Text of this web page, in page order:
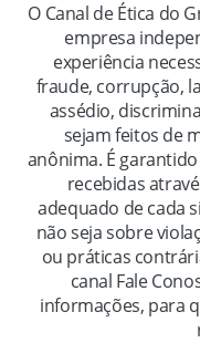
O Canal de Ética do
empresa
experiência
fraude, corrupção,
assédio,
sejam feitos de
anônima. É
recebidas
adequado de cada
não seja sobre
ou práticas
canal Fale
informações, para